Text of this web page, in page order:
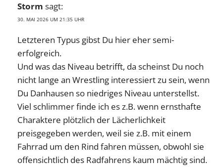
Storm sagt:
30. MAI 2026 UM 21:35 UHR
Letzteren Typus gibst Du hier eher semi-
erfolgreich.
Und was das Niveau betrifft, da scheinst Du noch
nicht lange an Wrestling interessiert zu sein, wenn
Du Danhausen so niedriges Niveau unterstellst.
Viel schlimmer finde ich es z.B. wenn ernsthafte
Charaktere plötzlich der Lächerlichkeit
preisgegeben werden, weil sie z.B. mit einem
Fahrrad um den Rind fahren müssen, obwohl sie
offensichtlich des Radfahrens kaum mächtig sind.